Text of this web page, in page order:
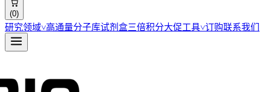
(0)
研究领域˅高通量分子库试剂盒三倍积分大促工具˅订购联系我们